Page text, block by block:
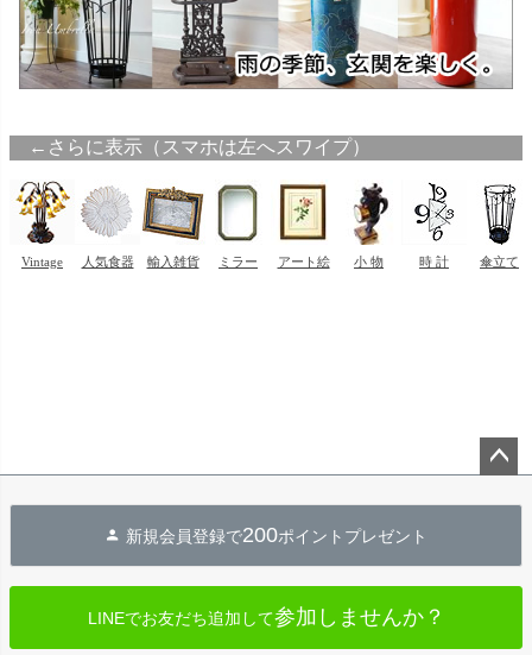
へ
新規会員登録で200ポイントプレゼント
LINEでお友だち追加して参加しませんか？